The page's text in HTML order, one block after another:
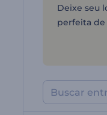
Deixe seu
perfeita de